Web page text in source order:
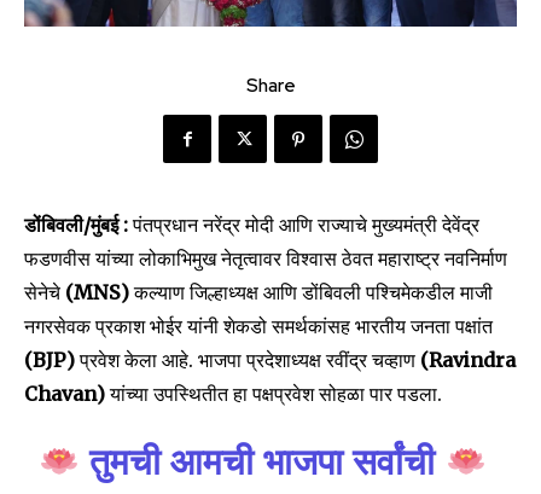
Share
डोंबिवली/मुंबई :पंतप्रधान नरेंद्र मोदी आणि राज्याचे मुख्यमंत्री देवेंद्र
फडणवीस यांच्या लोकाभिमुख नेतृत्वावर विश्वास ठेवत महाराष्ट्र नवनिर्माण
सेनेचे (MNS)कल्याण जिल्हाध्यक्ष आणि डोंबिवली पश्चिमेकडील माजी
नगरसेवक प्रकाश भोईर यांनी शेकडो समर्थकांसह भारतीय जनता पक्षांत
(BJP)प्रवेश केला आहे. भाजपा प्रदेशाध्यक्ष रवींद्र चव्हाण (Ravindra
Chavan)यांच्या उपस्थितीत हा पक्षप्रवेश सोहळा पार पडला.
तुमची आमची भाजपा सर्वांची